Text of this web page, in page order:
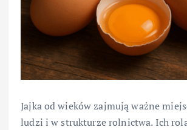
Jajka od wieków zajmują ważne
ludzi i w strukturze rolnictwa. Ich